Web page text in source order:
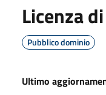
Licenza
Pubblico dominio
Ultimo